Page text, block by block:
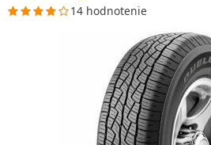
14 hodnotenie